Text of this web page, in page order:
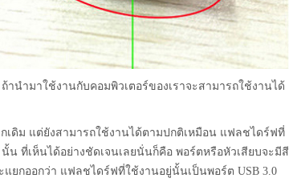
านำมาใช้งานกับคอมพิวเตอร์ของเราจะสามารถใช้งานได้
ดิม แต่ยังสามารถใช้งานได้ตามปกติเหมือน แฟลชไดร์ฟที่
น ที่เห็นได้อย่างชัดเจนเลยนั่นก็คือ พอร์ตหรือหัวเสียบจะมีสี
ยกออกว่า แฟลชไดร์ฟที่ใช้งานอยู่นั้นเป็นพอร์ต USB 3.0